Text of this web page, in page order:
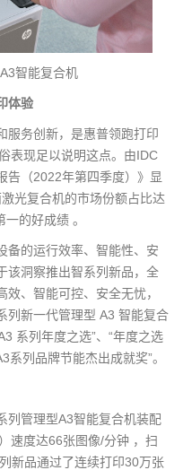
智能复合机
体验
服务创新，是惠普领跑打印
表现足以说明这点。由IDC
告（2022年第四季度）》显
光复合机的市场份额占比达
的好成绩 。
备的运行效率、智能性、安
该洞察推出智系列新品，全
、智能可控、安全无忧，
列新一代管理型 A3 智能复合
系列年度之选”、“年度之选
系列品牌节能杰出成就奖”。
列管理型A3智能复合机装配
速度达66张图像/分钟 ，扫
新品通过了连续打印30万张